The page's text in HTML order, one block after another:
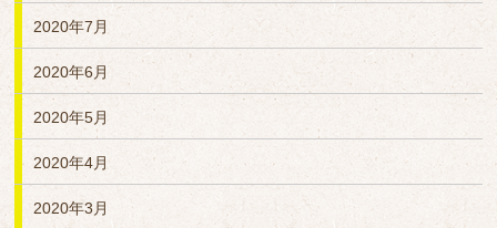
2020年7月
2020年6月
2020年5月
2020年4月
2020年3月